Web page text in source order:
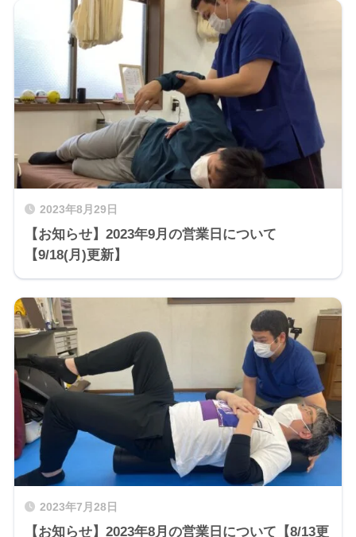
2023年8月29日
【お知らせ】2023年9月の営業日について
【9/18(月)更新】
2023年7月28日
【お知らせ】2023年8月の営業日について【8/13更